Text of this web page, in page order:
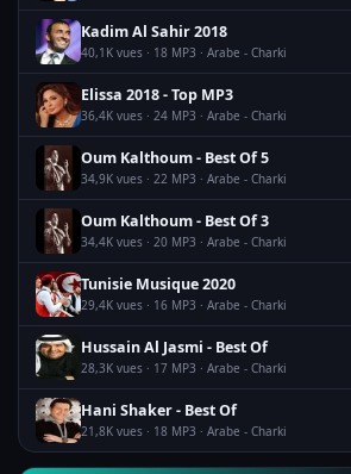
Kadim Al Sahir 2018
40,1K vues · 18 MP3 · Arabe - Charki
Elissa 2018 - Top MP3
36,4K vues · 24 MP3 · Arabe - Charki
Oum Kalthoum - Best Of 5
34,9K vues · 22 MP3 · Arabe - Charki
Oum Kalthoum - Best Of 3
34,4K vues · 20 MP3 · Arabe - Charki
Tunisie Musique 2020
29,4K vues · 16 MP3 · Arabe - Charki
Hussain Al Jasmi - Best Of
28,3K vues · 17 MP3 · Arabe - Charki
Hani Shaker - Best Of
21,8K vues · 18 MP3 · Arabe - Charki